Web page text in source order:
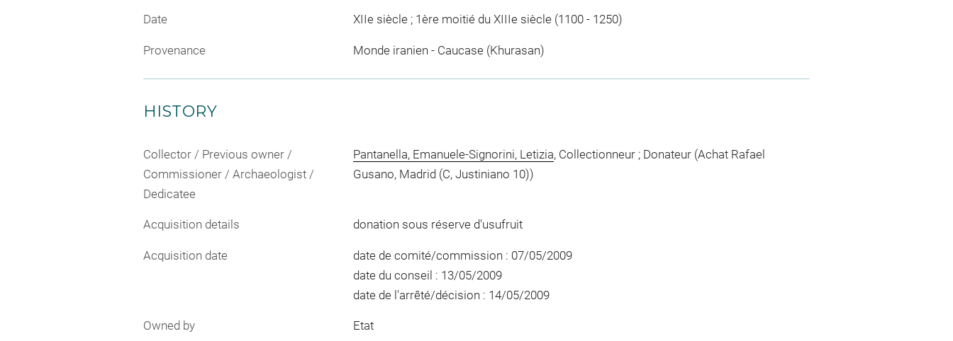
Date XIIe siècle ; 1ère moitié du XIIIe siècle (1100 - 1250)
Provenance Monde iranien - Caucase (Khurasan)
HISTORY
Collector / Previous owner /
Commissioner / Archaeologist /
Dedicatee
Pantanella, Emanuele-Signorini, Letizia, Collectionneur ; Donateur (Achat Rafael
Gusano, Madrid (C, Justiniano 10))
Acquisition details donation sous réserve d'usufruit
Acquisition date
date de comité/commission : 07/05/2009
date du conseil : 13/05/2009
date de l'arrêté/décision : 14/05/2009
Owned by Etat